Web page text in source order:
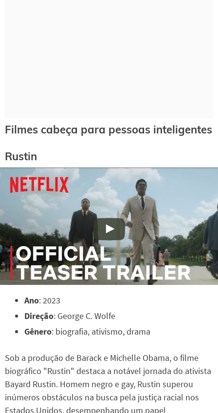
Filmes cabeça para pessoas inteligentes
Rustin
Ano: 2023
Direção: George C. Wolfe
Gênero: biografia, ativismo, drama
Sob a produção de Barack e Michelle Obama, o filme
biográfico "Rustin" destaca a notável jornada do ativista
Bayard Rustin. Homem negro e gay, Rustin superou
inúmeros obstáculos na busca pela justiça racial nos
Estados Unidos, desempenhando um papel